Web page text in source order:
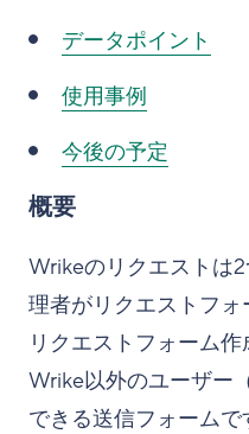
データポイント
使用事例
今後の予定
概要
Wrikeのリクエストは
理者がリクエストフ
リクエストフォーム
Wrike以外のユーザー
できる送信フォームで